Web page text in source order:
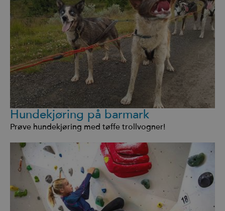
Hundekjøring på barmark
Prøve hundekjøring med tøffe trollvogner!